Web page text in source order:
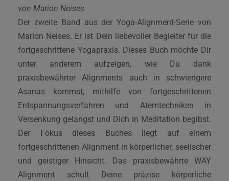
von Marion Neises
Der zweite Band aus der Yoga-Alignment-Serie von
Marion Neises. Er ist Dein liebevoller Begleiter für die
fortgeschrittene Yogapraxis. Dieses Buch möchte Dir
unter anderem aufzeigen, wie Du dank
praxisbewährter Alignments auch in schwierigere
Asanas kommst, mithilfe von fortgeschrittenen
Entspannungsverfahren und Atemtechniken in
Versenkung gelangst und Dich in Meditation begibst.
Der Fokus dieses Buches liegt auf einem
fortgeschrittenen Alignment in körperlicher, seelischer
und geistiger Hinsicht. Das praxisbewährte WAY
Alignment schult Deine präzise körperliche